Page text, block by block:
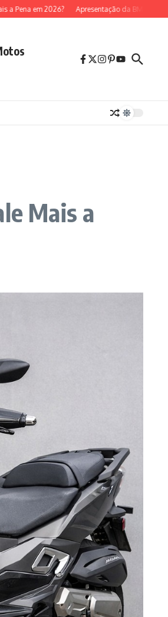
em 2026? Apresentação da BMW R 1300 GS
Mais a